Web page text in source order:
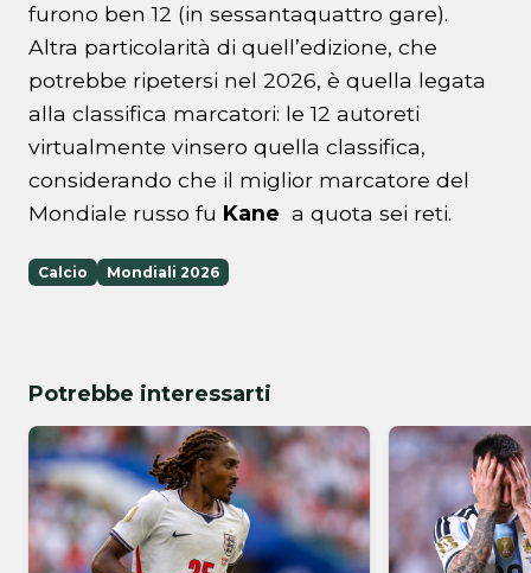
furono ben 12 (in sessantaquattro gare).
Altra particolarità di quell’edizione, che
potrebbe ripetersi nel 2026, è quella legata
alla classifica marcatori: le 12 autoreti
virtualmente vinsero quella classifica,
considerando che il miglior marcatore del
Mondiale russo fu Kane a quota sei reti.
Calcio Mondiali 2026
Potrebbe interessarti